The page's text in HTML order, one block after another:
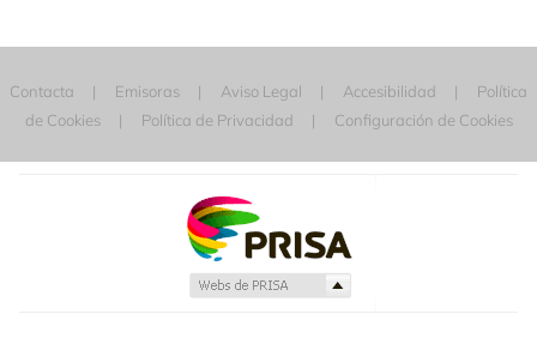
Contacta Emisoras Aviso Legal Accesibilidad
Política
de Cookies
Política de Privacidad Configuración de Cookies